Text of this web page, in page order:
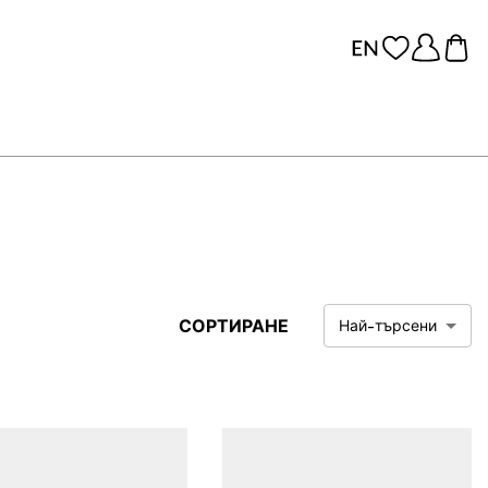
СОРТИРАНЕ Най-търсени